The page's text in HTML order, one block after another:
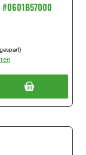
#0601B57000